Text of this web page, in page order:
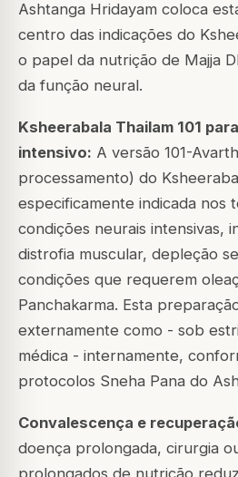
Ashtanga Hridayam coloca
centro das indicações do
o papel da nutrição de Majja
da função neural.
Ksheerabala Thailam 101
intensivo: A versão 101-
processamento) do
especificamente indicada nos
condições neurais intensivas,
distrofia muscular, depleção
condições que requerem
Panchakarma. Esta
externamente como - sob
médica - internamente,
protocolos Sneha Pana do
Convalescença e
doença prolongada, cirurgia
prolongados de nutrição